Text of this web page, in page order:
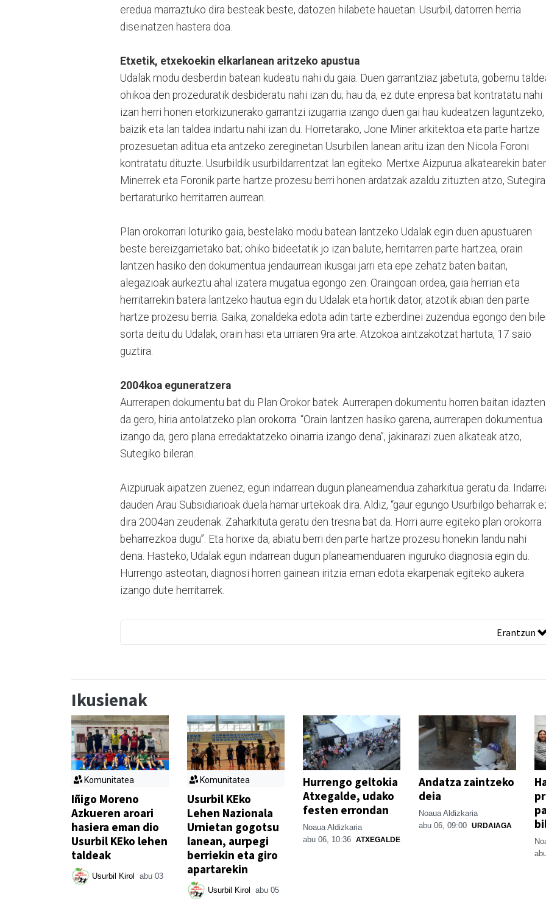
eredua marraztuko dira besteak beste, datozen hilabete hauetan. Usurbil, datorren herria
diseinatzen hastera doa.
Etxetik, etxekoekin elkarlanean aritzeko apustua
Udalak modu desberdin batean kudeatu nahi du gaia. Duen garrantziaz jabetuta, gobernu
ohikoa den prozeduratik desbideratu nahi izan du; hau da, ez dute enpresa bat kontratatu nahi
izan herri honen etorkizunerako garrantzi izugarria izango duen gai hau kudeatzen laguntzeko,
baizik eta lan taldea indartu nahi izan du. Horretarako, Jone Miner arkitektoa eta parte hartze
prozesuetan aditua eta antzeko zereginetan Usurbilen lanean aritu izan den Nicola Foroni
kontratatu dituzte. Usurbildik usurbildarrentzat lan egiteko. Mertxe Aizpurua alkatearekin
Minerrek eta Foronik parte hartze prozesu berri honen ardatzak azaldu zituzten atzo, Sutegira
bertaraturiko herritarren aurrean.
Plan orokorrari loturiko gaia, bestelako modu batean lantzeko Udalak egin duen apustuaren
beste bereizgarrietako bat; ohiko bideetatik jo izan balute, herritarren parte hartzea, orain
lantzen hasiko den dokumentua jendaurrean ikusgai jarri eta epe zehatz baten baitan,
alegazioak aurkeztu ahal izatera mugatua egongo zen. Oraingoan ordea, gaia herrian eta
herritarrekin batera lantzeko hautua egin du Udalak eta hortik dator, atzotik abian den parte
hartze prozesu berria. Gaika, zonaldeka edota adin tarte ezberdinei zuzendua egongo den
sorta deitu du Udalak, orain hasi eta urriaren 9ra arte. Atzokoa aintzakotzat hartuta, 17 saio
guztira.
2004koa eguneratzera
Aurrerapen dokumentu bat du Plan Orokor batek. Aurrerapen dokumentu horren baitan idazten
da gero, hiria antolatzeko plan orokorra. “Orain lantzen hasiko garena, aurrerapen dokumentua
izango da, gero plana erredaktatzeko oinarria izango dena”, jakinarazi zuen alkateak atzo,
Sutegiko bileran.
Aizpuruak aipatzen zuenez, egun indarrean dugun planeamendua zaharkitua geratu da.
dauden Arau Subsidiarioak duela hamar urtekoak dira. Aldiz, “gaur egungo Usurbilgo beharrak
dira 2004an zeudenak. Zaharkituta geratu den tresna bat da. Horri aurre egiteko plan orokorra
beharrezkoa dugu”. Eta horixe da, abiatu berri den parte hartze prozesu honekin landu nahi
dena. Hasteko, Udalak egun indarrean dugun planeamenduaren inguruko diagnosia egin du.
Hurrengo asteotan, diagnosi horren gainean iritzia eman edota ekarpenak egiteko aukera
izango dute herritarrek.
Erantzun
Ikusienak
Komunitatea
Iñigo Moreno
Azkueren aroari
hasiera eman dio
Usurbil KEko lehen
taldeak
Usurbil Kirol abu 03
Komunitatea
Usurbil KEko
Lehen Nazionala
Urnietan gogotsu
lanean, aurpegi
berriekin eta giro
apartarekin
Usurbil Kirol abu 05
Hurrengo geltokia
Atxegalde, udako
festen errondan
Noaua Aldizkaria
abu 06, 10:36 ATXEGALDE
Andatza zaintzeko
deia
Noaua Aldizkaria
abu 06, 09:00 URDAIAGA